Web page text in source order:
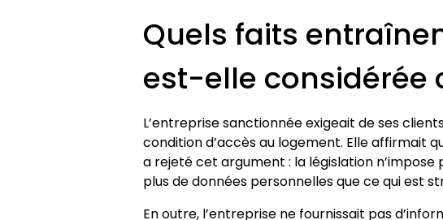
Quels faits
est-elle considérée
L’entreprise sanctionnée exigeait de ses
condition d’accès au logement. Elle affirmait
a rejeté cet argument : la législation
plus de données personnelles que ce qui est
En outre, l’entreprise ne fournissait pas